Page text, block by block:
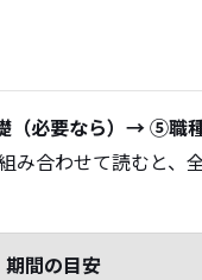
必要なら）→ ⑤職
み合わせて読むと、
期間の目安